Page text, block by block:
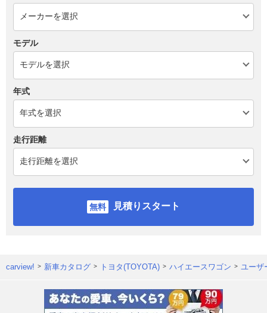
モデル
年式
走行距離
見積りスタート
carview! 新車カタログ トヨタ(TOYOTA) ハイエースワゴン ユーザ